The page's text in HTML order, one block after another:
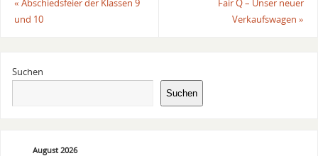
« Abschiedsfeier der Klassen 9
und 10
Fair Q – Unser neuer
Verkaufswagen»
Suchen
Suchen
August 2026